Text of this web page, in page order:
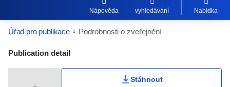
Nápověda vyhledávání Nabídka
Úřad pro publikace Podrobnosti o zveřejnění
Publication Detail Actions Portlet
Publication detail
Stáhnout